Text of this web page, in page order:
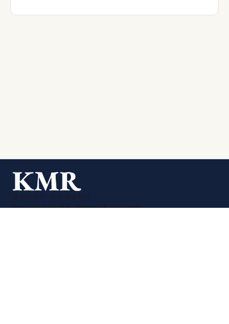
경영학연구 · 한국경영학회
Print ISSN 1226-1874·Online ISSN 2951-3480